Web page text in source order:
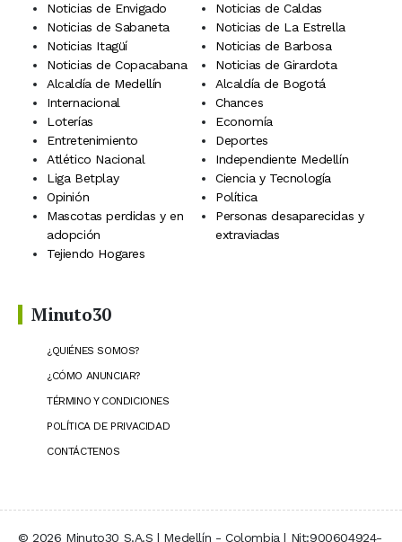
Noticias de Envigado
Noticias de Caldas
Noticias de Sabaneta
Noticias de La Estrella
Noticias Itagüí
Noticias de Barbosa
Noticias de Copacabana
Noticias de Girardota
Alcaldía de Medellín
Alcaldía de Bogotá
Internacional
Chances
Loterías
Economía
Entretenimiento
Deportes
Atlético Nacional
Independiente Medellín
Liga Betplay
Ciencia y Tecnología
Opinión
Política
Mascotas perdidas y en
adopción
Personas desaparecidas y
extraviadas
Tejiendo Hogares
Minuto30
¿QUIÉNES SOMOS?
¿CÓMO ANUNCIAR?
TÉRMINO Y CONDICIONES
POLÍTICA DE PRIVACIDAD
CONTÁCTENOS
© 2026 Minuto30 S.A.S | Medellín - Colombia | Nit:900604924-